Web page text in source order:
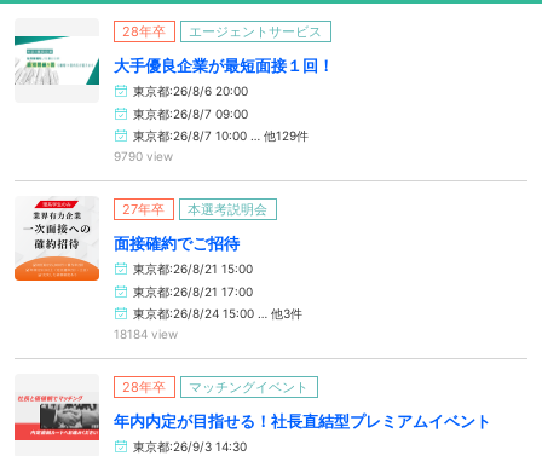
28年卒 エージェントサービス
大手優良企業が最短面接１回！
東京都:26/8/6 20:00
東京都:26/8/7 09:00
東京都:26/8/7 10:00 … 他129件
9790 view
27年卒 本選考説明会
面接確約でご招待
東京都:26/8/21 15:00
東京都:26/8/21 17:00
東京都:26/8/24 15:00 … 他3件
18184 view
28年卒 マッチングイベント
年内内定が目指せる！社長直結型プレミアムイベント
東京都:26/9/3 14:30